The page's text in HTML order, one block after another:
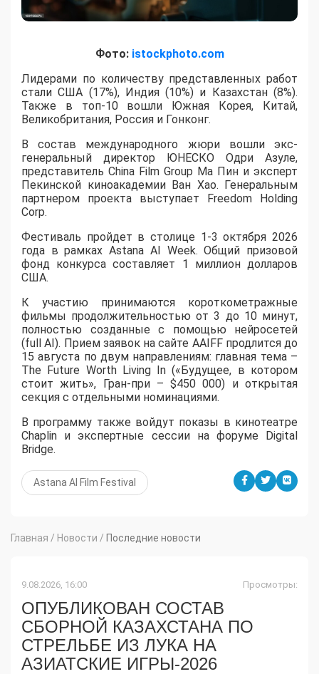
Фото: istockphoto.com
Лидерами по количеству представленных работ
стали США (17%), Индия (10%) и Казахстан (8%).
Также в топ-10 вошли Южная Корея, Китай,
Великобритания, Россия и Гонконг.
В состав международного жюри вошли экс-
генеральный директор ЮНЕСКО Одри Азуле,
представитель China Film Group Ма Пин и эксперт
Пекинской киноакадемии Ван Хао. Генеральным
партнером проекта выступает Freedom Holding
Corp.
​Фестиваль пройдет в столице 1-3 октября 2026
года в рамках Astana AI Week. Общий призовой
фонд конкурса составляет 1 миллион долларов
США.
К участию принимаются короткометражные
фильмы продолжительностью от 3 до 10 минут,
полностью созданные с помощью нейросетей
(full AI). Прием заявок на сайте AAIFF продлится до
15 августа по двум направлениям: главная тема –
The Future Worth Living In («Будущее, в котором
стоит жить», Гран-при – $450 000) и открытая
секция с отдельными номинациями.
В программу также войдут показы в кинотеатре
Chaplin и экспертные сессии на форуме Digital
Bridge.
Astana AI Film Festival
Главная / Новости / Последние новости
9.08.2026, 16:00 Просмотры:
ОПУБЛИКОВАН СОСТАВ
СБОРНОЙ КАЗАХСТАНА ПО
СТРЕЛЬБЕ ИЗ ЛУКА НА
АЗИАТСКИЕ ИГРЫ-2026